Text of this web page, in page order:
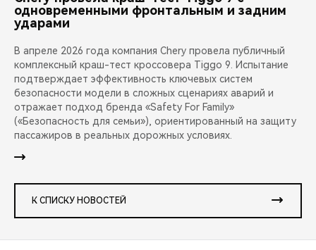
одновременными фронтальным и задним
ударами
В апреле 2026 года компания Chery провела публичный
комплексный краш-тест кроссовера Tiggo 9. Испытание
подтверждает эффективность ключевых систем
безопасности модели в сложных сценариях аварий и
отражает подход бренда «Safety For Family»
(«Безопасность для семьи»), ориентированный на защиту
пассажиров в реальных дорожных условиях.
К СПИСКУ НОВОСТЕЙ